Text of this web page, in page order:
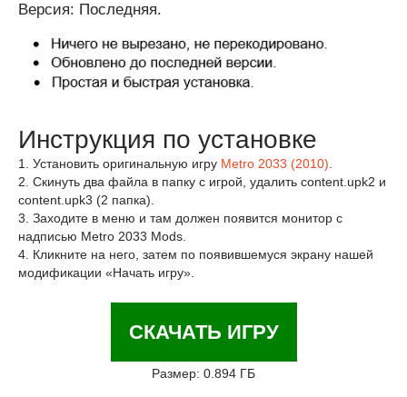
Версия: Последняя.
Инструкция по установке
1. Установить оригинальную игру Metro 2033 (2010).
2. Скинуть два файла в папку с игрой, удалить content.upk2 и
content.upk3 (2 папка).
3. Заходите в меню и там должен появится монитор с
надписью Metro 2033 Mods.
4. Кликните на него, затем по появившемуся экрану нашей
модификации «Начать игру».
СКАЧАТЬ ИГРУ
Размер: 0.894 ГБ